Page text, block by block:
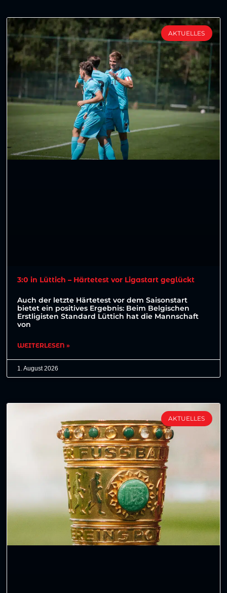
AKTUELLES
3:0 in Lüttich – Härtetest vor Ligastart geglückt
Auch der letzte Härtetest vor dem Saisonstart
bietet ein positives Ergebnis: Beim Belgischen
Erstligisten Standard Lüttich hat die Mannschaft
von
WEITERLESEN »
1. August 2026
AKTUELLES